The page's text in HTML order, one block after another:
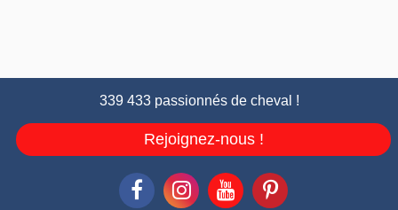
339 433 passionnés de cheval !
Rejoignez-nous !